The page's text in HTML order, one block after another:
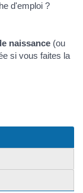
d'emploi ?
naissance (ou
si vous faites la